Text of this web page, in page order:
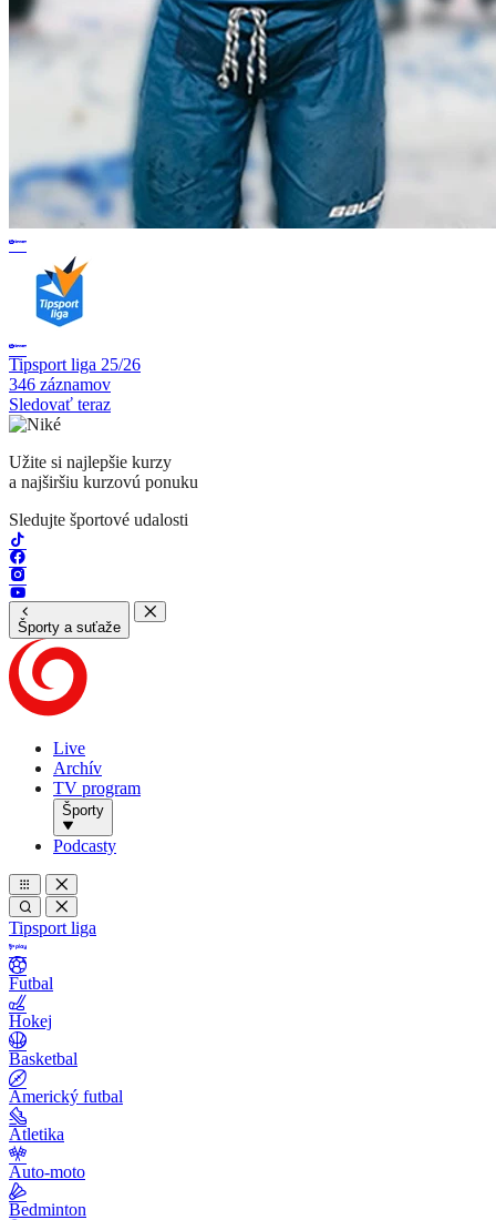
Tipsport liga 25/26
346 záznamov
Sledovať teraz
Užite si najlepšie kurzy
a najširšiu kurzovú ponuku
Sledujte športové udalosti
Športy a suťaže
Live
Archív
TV program
Športy
Podcasty
Tipsport liga
Futbal
Hokej
Basketbal
Americký futbal
Atletika
Auto-moto
Bedminton